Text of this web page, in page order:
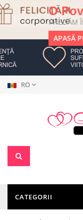
O
PREDĂM
APASĂ
RO
CATEGORII